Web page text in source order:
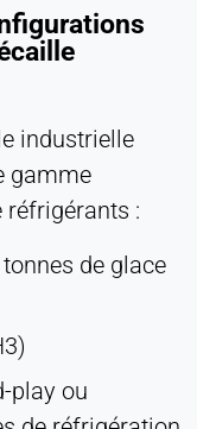
industrielle
gamme
réfrigérants :
de glace
play ou